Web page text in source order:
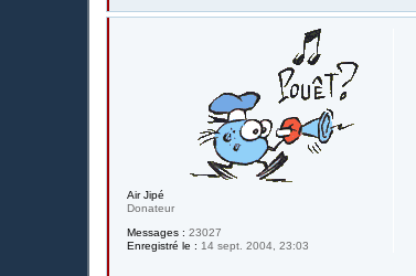
Air Jipé
Donateur
Messages : 23027
Enregistré le : 14 sept. 2004, 23:03